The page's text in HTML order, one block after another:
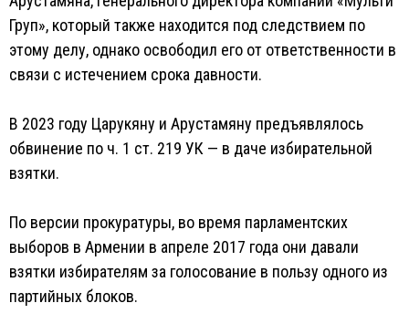
Груп», который также находится под следствием по
этому делу, однако освободил его от ответственности в
связи с истечением срока давности.
В 2023 году Царукяну и Арустамяну предъявлялось
обвинение по ч. 1 ст. 219 УК — в даче избирательной
взятки.
По версии прокуратуры, во время парламентских
выборов в Армении в апреле 2017 года они давали
взятки избирателям за голосование в пользу одного из
партийных блоков.